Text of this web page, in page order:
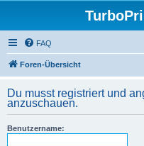
FAQ
Foren-Übersicht
Du musst registriert und
anzuschauen.
Benutzername: